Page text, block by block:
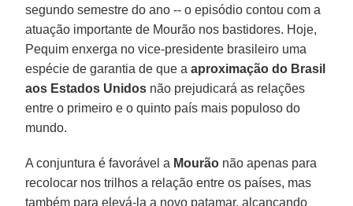
segundo semestre do ano -- o episódio contou com a
atuação importante de Mourão nos bastidores. Hoje,
Pequim enxerga no vice-presidente brasileiro uma
espécie de garantia de que aaproximação do Brasil
aos Estados Unidos não prejudicará as relações
entre o primeiro e o quinto país mais populoso do
mundo.
A conjuntura é favorável a Mourão não apenas para
recolocar nos trilhos a relação entre os países, mas
também para elevá-la a novo patamar, alcançando